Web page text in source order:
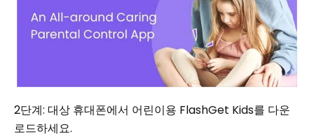
2단계: 대상 휴대폰에서 어린이용 FlashGet Kids를 다운
로드하세요.